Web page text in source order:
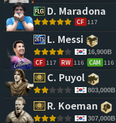
D. Maradona
CF 117
L. Messi
16,900B
CF 117 RW 116 CAM 116
C. Puyol
803,000B
R. Koeman
307,000B